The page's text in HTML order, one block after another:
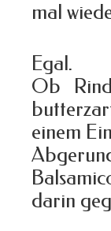
mal
Egal.
Ob
einem
darin